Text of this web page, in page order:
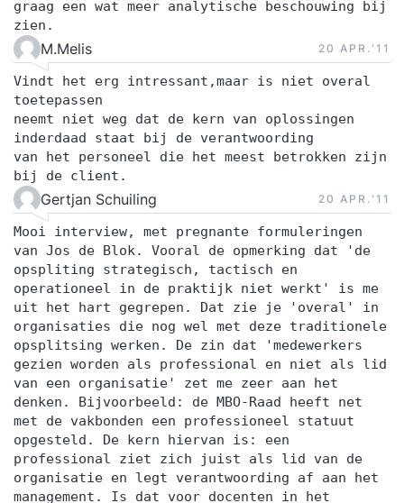
graag een wat meer analytische beschouwing bij
zien.
M.Melis 20 APR.‘11
Vindt het erg intressant,maar is niet overal
toetepassen
neemt niet weg dat de kern van oplossingen
inderdaad staat bij de verantwoording
van het personeel die het meest betrokken zijn
bij de client.
Gertjan Schuiling 20 APR.‘11
Mooi interview, met pregnante formuleringen
van Jos de Blok. Vooral de opmerking dat 'de
opspliting strategisch, tactisch en
operationeel in de praktijk niet werkt' is me
uit het hart gegrepen. Dat zie je 'overal' in
organisaties die nog wel met deze traditionele
opsplitsing werken. De zin dat 'medewerkers
gezien worden als professional en niet als lid
van een organisatie' zet me zeer aan het
denken. Bijvoorbeeld: de MBO-Raad heeft net
met de vakbonden een professioneel statuut
opgesteld. De kern hiervan is: een
professional ziet zich juist als lid van de
organisatie en legt verantwoording af aan het
management. Is dat voor docenten in het